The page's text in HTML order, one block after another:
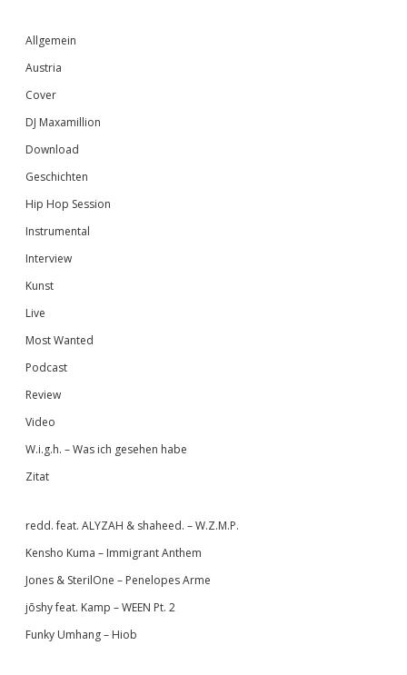
Sidebar
Allgemein
Austria
Cover
DJ Maxamillion
Download
Geschichten
Hip Hop Session
Instrumental
Interview
Kunst
Live
Most Wanted
Podcast
Review
Video
W.i.g.h. – Was ich gesehen habe
Zitat
redd. feat. ALYZAH & shaheed. – W.Z.M.P.
Kensho Kuma – Immigrant Anthem
Jones & SterilOne – Penelopes Arme
jōshy feat. Kamp – WEEN Pt. 2
Funky Umhang – Hiob